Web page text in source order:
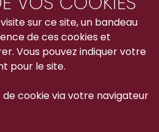
sur ce site, un bandeau
de ces cookies et
Vous pouvez indiquer votre
pour le site.
cookie via votre navigateur